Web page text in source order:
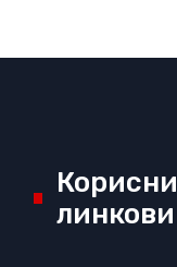
Корисни
линкови